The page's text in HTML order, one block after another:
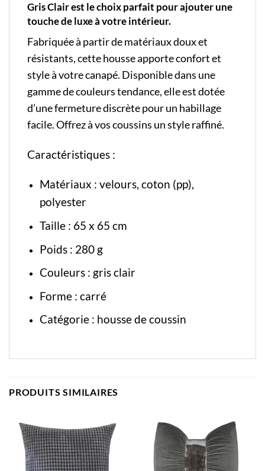
Gris Clair est le choix parfait pour ajouter une
touche de luxe à votre intérieur.
Fabriquée à partir de matériaux doux et
résistants, cette housse apporte confort et
style à votre canapé. Disponible dans une
gamme de couleurs tendance, elle est dotée
d’une fermeture discrète pour un habillage
facile. Offrez à vos coussins un style raffiné.
Caractéristiques :
Matériaux : velours, coton (pp),
polyester
Taille : 65 x 65 cm
Poids : 280 g
Couleurs : gris clair
Forme : carré
Catégorie : housse de coussin
PRODUITS SIMILAIRES